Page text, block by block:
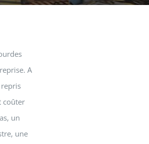
est
A
coûter
un
une